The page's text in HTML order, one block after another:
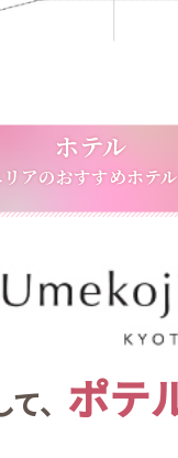
ホテル
リアのおすすめホテ
、 ポテ